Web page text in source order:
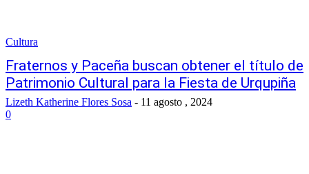
Cultura
Fraternos y Paceña buscan obtener el título de
Patrimonio Cultural para la Fiesta de Urqupiña
Lizeth Katherine Flores Sosa - 11 agosto , 2024
0